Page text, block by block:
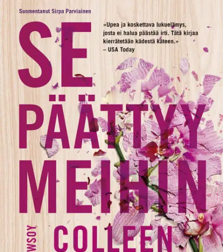
Tuotekuvaus
Tunne, mistä puhutaan. Se päättyy meihin on valtaisan menestyksen
sosiaalisessa mediassa saavuttanut ilmiö, jonka viimeisiä sivuja ei
voi lukea kyyneleitä vuodattamatta. Lilyn elämä ei ole ollut helppo.
Vaikeista perheoloista ponnistanut nuori nainen uskoo kuitenkin
voittaneensa ongelmansa, kun hän valmistuu yliopistosta ja
uskaltautuu perustamaan unelmiensa yrityksen. Kun hän vielä
kohtaa Rylen, komean neurokirurgin, elämä tuntuu jo liian hyvältä
ollakseen totta. Mutta sitten Lilyn nuoruudenrakkaus ilmestyy
kuvioihin ja nykyisyys alkaa muistuttaa menneisyyttä. Päätöksiä on
tehtävä, eivätkä ne ole helppoja. Colleen Hoover (s. 1979) on
yhdysvaltalainen menestyskirjailija, jonka teoksia on myyty
maailmanlaajuisesti yli seitsemän miljoonaa kappaletta. Hänen
teoksissaan sydäntäriipivä romantiikka yhdistyy kipinöivään
erotiikkaan, mikä on luonut hänelle valtavan fanikunnan
sosiaalisessa mediassa, erityisesti TikTokissa. Hoover on kolmen
lapsen äiti ja asuu Texasissa. * ”Upea ja koskettava lukuelämys,
josta ei halua päästää irti. Tätä kirjaa kierrätetään kädestä käteen.” –
USA Today ”Käsittelee vaikeaa aihettaan osaavalla ja varmalla
kädellä.” – Huffington Post ”Helkkarinmoinen tarina.” – New York
Daily News ”Suhteita kuvataan myötätuntoisesti ja rehellisesti...
Täynnä vangitsevaa draamaa ja kipeitä totuuksia.” – Kirkus